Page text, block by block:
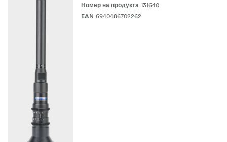
Номер на продукта 131640
EAN 6940486702262